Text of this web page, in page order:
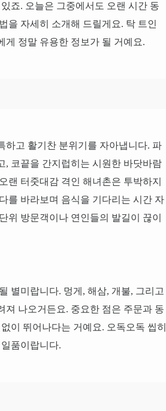
죠. 오늘은 그중에서도 오랜 시간 동
을 자세히 소개해 드릴게요. 탁 트인
게 정말 유용한 정보가 될 거예요.
하고 활기찬 분위기를 자아냅니다. 파
, 코끝을 간지럽히는 시원한 바닷바람
랜 터줏대감 격인 해녀촌은 투박하지
를 바라보며 음식을 기다리는 시간 자
위 방문객이나 연인들의 발길이 끊이
별미랍니다. 멍게, 해삼, 개불, 그리고
져 나오거든요. 중요한 점은 주문과 동
이 뛰어나다는 거예요. 오독오독 씹히
품이랍니다.